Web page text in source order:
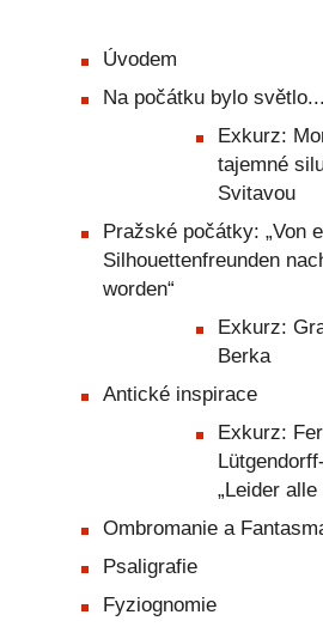
Úvodem
Na počátku bylo
Exkurz:
tajemné
Svitavou
Pražské počátky: „Von
Silhouettenfreunden
worden“
Exkurz:
Berka
Antické inspirace
Exkurz:
„Leider
Ombromanie a
Psaligrafie
Fyziognomie